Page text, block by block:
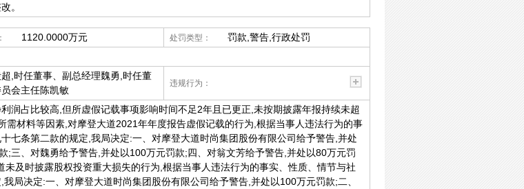
。
1120.0000万元 处罚类型： 罚款,警告,行政处罚
,时任董事、副总经理魏勇,时任董
会主任陈凯敏
违规行为：
润占比较高,但所虚假记载事项影响时间不足2年且已更正,未按期披露年报持续未超
材料等因素,对摩登大道2021年年度报告虚假记载的行为,根据当事人违法行为的事
七条第二款的规定,我局决定:一、对摩登大道时尚集团股份有限公司给予警告,并处
;三、对魏勇给予警告,并处以100万元罚款;四、对翁文芳给予警告,并处以80万元罚
及时披露股权投资重大损失的行为,根据当事人违法行为的事实、性质、情节与社
局决定:一、对摩登大道时尚集团股份有限公司给予警告,并处以100万元罚款;二、